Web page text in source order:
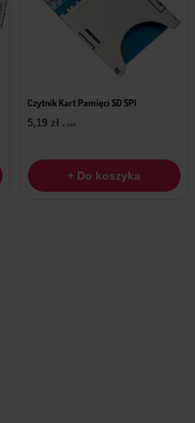
Czytnik Kart Pamięci SD SPI
5,19 zł z VAT
+ Do koszyka